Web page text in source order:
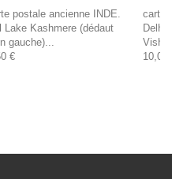
postale ancienne INDE.
Lake Kashmere (dédaut
gauche)...
€
carte
Delhi
10,00